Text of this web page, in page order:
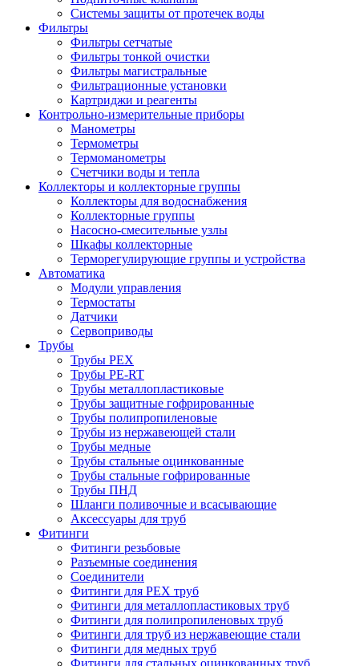
Системы защиты от протечек воды
Фильтры
Фильтры сетчатые
Фильтры тонкой очистки
Фильтры магистральные
Фильтрационные установки
Картриджи и реагенты
Контрольно-измерительные приборы
Манометры
Термометры
Термоманометры
Счетчики воды и тепла
Коллекторы и коллекторные группы
Коллекторы для водоснабжения
Коллекторные группы
Насосно-смесительные узлы
Шкафы коллекторные
Терморегулирующие группы и устройства
Автоматика
Модули управления
Термостаты
Датчики
Сервоприводы
Трубы
Трубы PEX
Трубы PE-RT
Трубы металлопластиковые
Трубы защитные гофрированные
Трубы полипропиленовые
Трубы из нержавеющей стали
Трубы медные
Трубы стальные оцинкованные
Трубы стальные гофрированные
Трубы ПНД
Шланги поливочные и всасывающие
Аксессуары для труб
Фитинги
Фитинги резьбовые
Разъемные соединения
Соединители
Фитинги для PEX труб
Фитинги для металлопластиковых труб
Фитинги для полипропиленовых труб
Фитинги для труб из нержавеющие стали
Фитинги для медных труб
Фитинги для стальных оцинкованных труб